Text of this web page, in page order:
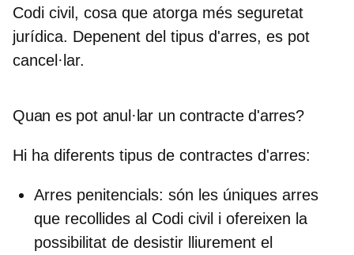
Codi civil, cosa que atorga més seguretat
jurídica. Depenent del tipus d'arres, es pot
cancel·lar.
Quan es pot anul·lar un contracte d'arres?
Hi ha diferents tipus de contractes d'arres:
Arres penitencials: són les úniques arres
que recollides al Codi civil i ofereixen la
possibilitat de desistir lliurement el